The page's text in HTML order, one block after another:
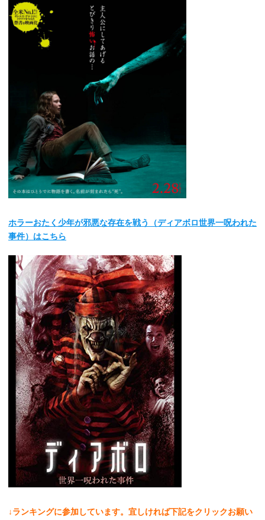
ホラーおたく少年が邪悪な存在を戦う（ディアボロ世界一呪われた
事件）はこちら
↓ランキングに参加しています。宜しければ下記をクリックお願い